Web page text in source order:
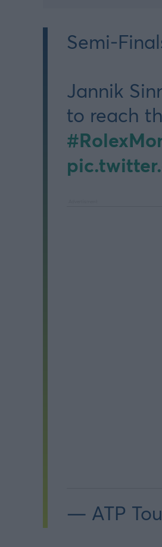
Semi-
Jannik
to reach
— ATP